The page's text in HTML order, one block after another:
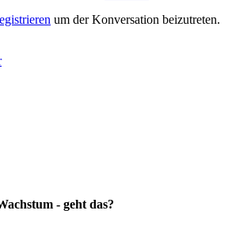
um der Konversation beizutreten.
- geht das?